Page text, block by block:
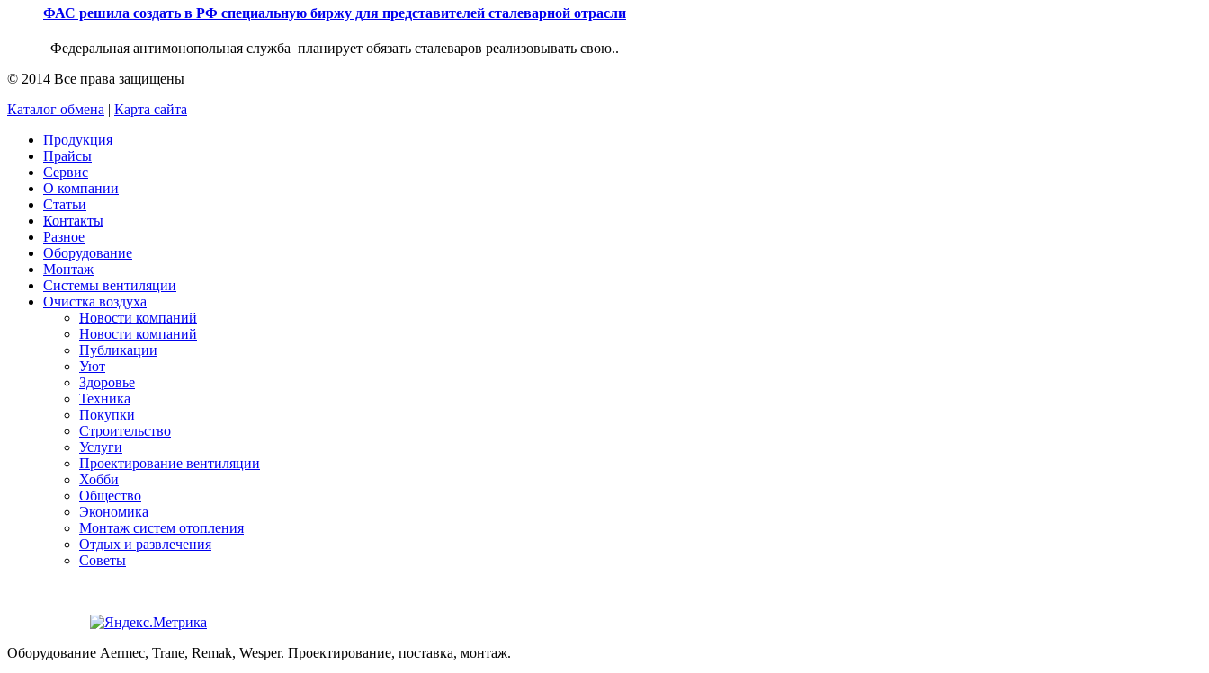
ФАС решила создать в РФ специальную биржу для представителей сталеварной отрасли
Федеральная антимонопольная служба планирует обязать сталеваров реализовывать свою..
© 2014 Все права защищены
Каталог обмена | Карта сайта
Продукция
Прайсы
Сервис
О компании
Статьи
Контакты
Разное
Оборудование
Монтаж
Системы вентиляции
Очистка воздуха
Новости компаний
Новости компаний
Публикации
Уют
Здоровье
Техника
Покупки
Строительство
Услуги
Проектирование вентиляции
Хобби
Общество
Экономика
Монтаж систем отопления
Отдых и развлечения
Советы
Оборудование Aermec, Trane, Remak, Wesper. Проектирование, поставка, монтаж.